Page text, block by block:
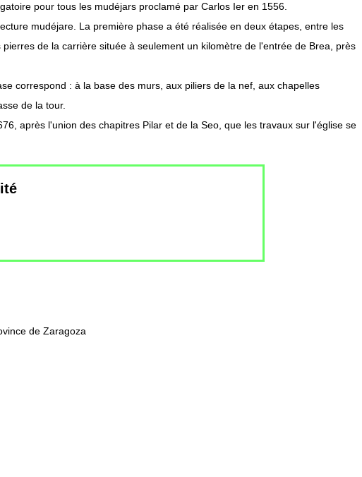
pour tous les mudéjars proclamé par Carlos Ier en 1556.
mudéjare. La première phase a été réalisée en deux étapes, entre les
de la carrière située à seulement un kilomètre de l'entrée de Brea, près
correspond : à la base des murs, aux piliers de la nef, aux chapelles
de la tour.
après l'union des chapitres Pilar et de la Seo, que les travaux sur l'église se
de Zaragoza